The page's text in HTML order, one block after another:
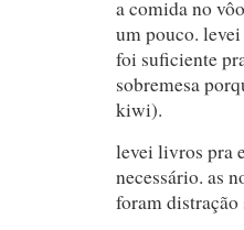
a comida no
um pouco.
foi suficiente
sobremesa
kiwi).
levei livros pra
necessário. as
foram